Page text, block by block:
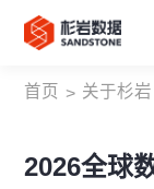
首页 > 关于杉岩
2026全球